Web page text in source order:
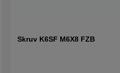
Skruv K6SF M6X8 FZB